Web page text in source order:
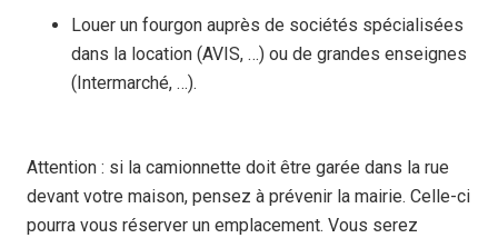
Louer un fourgon auprès de sociétés spécialisées
dans la location (AVIS, …) ou de grandes enseignes
(Intermarché, …).
Attention : si la camionnette doit être garée dans la rue
devant votre maison, pensez à prévenir la mairie. Celle-ci
pourra vous réserver un emplacement. Vous serez